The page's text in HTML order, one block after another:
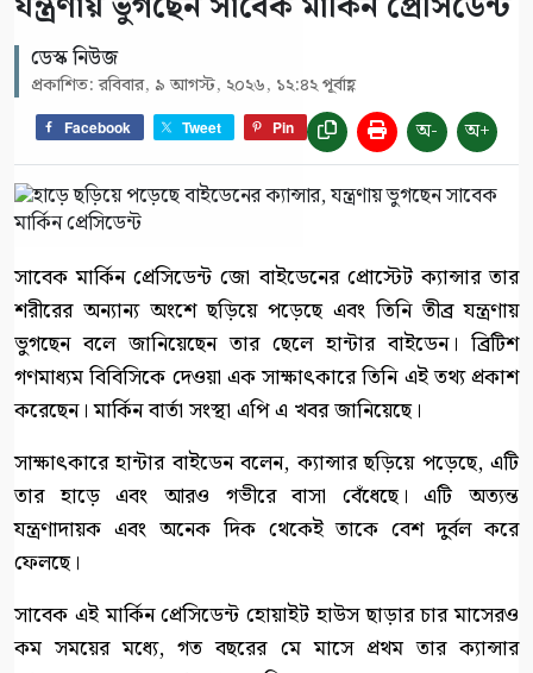
ডেস্ক নিউজ
প্রকাশিত: রবিবার, ৯ আগস্ট, ২০২৬, ১২:৪২ পূর্বাহ্ণ
Facebook Tweet Pin অ- অ+
সাবেক মার্কিন প্রেসিডেন্ট জো বাইডেনের প্রোস্টেট ক্যান্সার তার
শরীরের অন্যান্য অংশে ছড়িয়ে পড়েছে এবং তিনি তীব্র যন্ত্রণায়
ভুগছেন বলে জানিয়েছেন তার ছেলে হান্টার বাইডেন। ব্রিটিশ
গণমাধ্যম বিবিসিকে দেওয়া এক সাক্ষাৎকারে তিনি এই তথ্য প্রকাশ
করেছেন। মার্কিন বার্তা সংস্থা এপি এ খবর জানিয়েছে।
সাক্ষাৎকারে হান্টার বাইডেন বলেন, ক্যান্সার ছড়িয়ে পড়েছে, এটি
তার হাড়ে এবং আরও গভীরে বাসা বেঁধেছে। এটি অত্যন্ত
যন্ত্রণাদায়ক এবং অনেক দিক থেকেই তাকে বেশ দুর্বল করে
ফেলছে।
সাবেক এই মার্কিন প্রেসিডেন্ট হোয়াইট হাউস ছাড়ার চার মাসেরও
কম সময়ের মধ্যে, গত বছরের মে মাসে প্রথম তার ক্যান্সার